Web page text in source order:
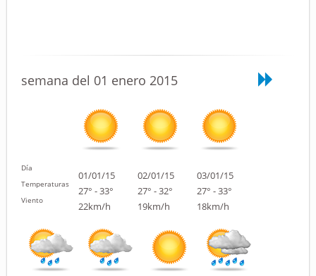
semana del 01 enero 2015
Día
Temperaturas
Viento
01/01/15
27° - 33°
22km/h
02/01/15
27° - 32°
19km/h
03/01/15
27° - 33°
18km/h